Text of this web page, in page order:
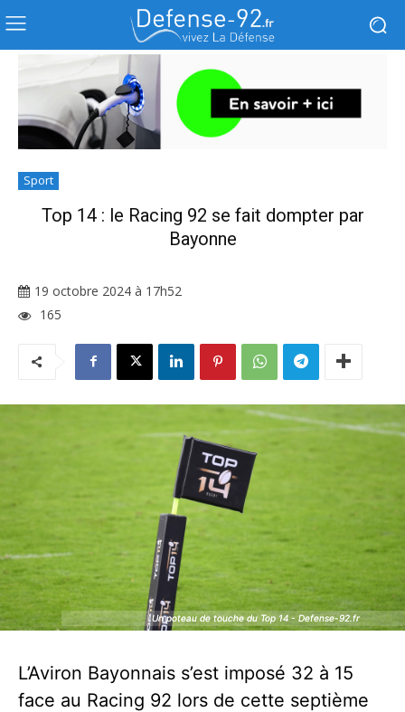
Sport
Top 14 : le Racing 92 se fait dompter par
Bayonne
19 octobre 2024 à 17h52
165
Un poteau de touche du Top 14 - Defense-92.fr
Un poteau de touche du Top 14 - Defense-92.fr
L’Aviron Bayonnais s’est imposé 32 à 15
face au Racing 92 lors de cette septième